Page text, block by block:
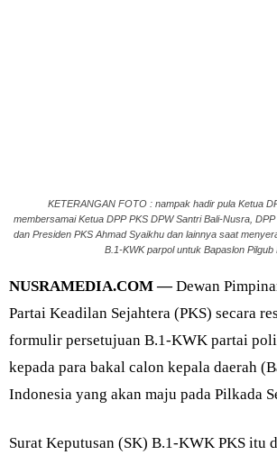
KETERANGAN FOTO : nampak hadir pula Ketua
membersamai Ketua DPP PKS DPW Santri Bali-Nusra,
dan Presiden PKS Ahmad Syaikhu dan lainnya saat
B.1-KWK parpol untuk Bapaslon
NUSRAMEDIA.COM —Dewan
Partai Keadilan Sejahtera (PKS) secara
formulir persetujuan B.1-KWK partai
kepada para bakal calon kepala daerah
Indonesia yang akan maju pada Pilkada
Surat Keputusan (SK) B.1-KWK PKS itu